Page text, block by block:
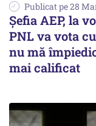
Publicat pe 28
Şefia AEP, la
PNL va vota
nu mă
mai calificat